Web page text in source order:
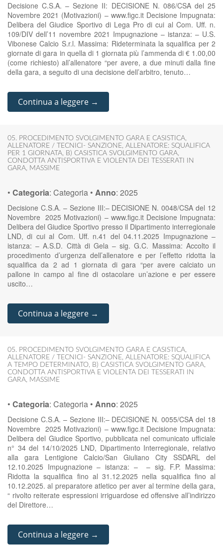
Decisione C.S.A. – Sezione II: DECISIONE N. 086/CSA del 25
Novembre 2021 (Motivazioni) – www.figc.it Decisione Impugnata:
Delibera del Giudice Sportivo di Lega Pro di cui al Com. Uff. n.
109/DIV dell’11 novembre 2021 Impugnazione – istanza: – U.S.
Vibonese Calcio S.r.l. Massima: Rideterminata la squalifica per 2
giornate di gara in quella di 1 giornata più l’ammenda di € 1.00,00
(come richiesto) all’allenatore “per avere, a due minuti dalla fine
della gara, a seguito di una decisione dell’arbitro, tenuto…
Continua a leggere →
05. PROCEDIMENTO SVOLGIMENTO GARA E CASISTICA,
ALLENATORE / TECNICI- SANZIONE, ALLENATORE: SQUALIFICA
PER 1 GIORNATA, B) CASISTICA SVOLGIMENTO GARA,
CONDOTTA ANTISPORTIVA E VIOLENTA DEI TESSERATI IN
GARA, MASSIME
• Categoria: Categoria • Anno: 2025
Decisione C.S.A. – Sezione III:– DECISIONE N. 0048/CSA del 12
Novembre 2025 Motivazioni) – www.figc.it Decisione Impugnata:
Delibera del Giudice Sportivo presso il Dipartimento interregionale
LND, di cui al Com. Uff. n.41 del 04.11.2025 Impugnazione –
istanza: – A.S.D. Città di Gela – sig. G.C. Massima: Accolto il
procedimento d’urgenza dell’allenatore e per l’effetto ridotta la
squalifica da 2 ad 1 giornata di gara “per avere calciato un
pallone in campo al fine di ostacolare un’azione e per essere
uscito…
Continua a leggere →
05. PROCEDIMENTO SVOLGIMENTO GARA E CASISTICA,
ALLENATORE / TECNICI- SANZIONE, ALLENATORE: SQUALIFICA
A TEMPO DETERMINATO, B) CASISTICA SVOLGIMENTO GARA,
CONDOTTA ANTISPORTIVA E VIOLENTA DEI TESSERATI IN
GARA, MASSIME
• Categoria: Categoria • Anno: 2025
Decisione C.S.A. – Sezione III:– DECISIONE N. 0055/CSA del 18
Novembre 2025 Motivazioni) – www.figc.it Decisione Impugnata:
Delibera del Giudice Sportivo, pubblicata nel comunicato ufficiale
n° 34 del 14/10/2025 LND, Dipartimento Interregionale, relativo
alla gara Lentigione Calcio/San Giuliano City SSDARL del
12.10.2025 Impugnazione – istanza: – – sig. F.P. Massima:
Ridotta la squalifica fino al 31.12.2025 nella squalifica fino al
10.12.2025. al preparatore atletico per aver al termine della gara,
“ rivolto reiterate espressioni irriguardose ed offensive all’indirizzo
del Direttore…
Continua a leggere →